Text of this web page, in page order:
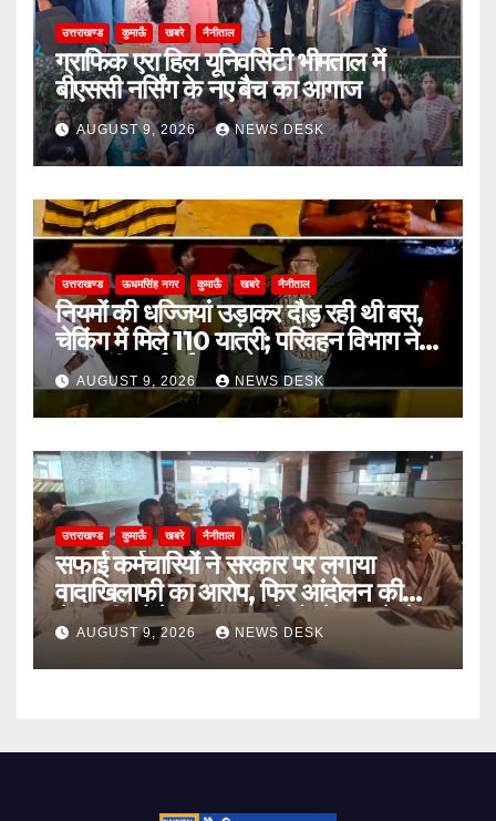
उत्तराखण्ड कुमाऊँ खबरे नैनीताल
ग्राफिक एरा हिल यूनिवर्सिटी भीमताल में
बीएससी नर्सिंग के नए बैच का आगाज
AUGUST 9, 2026 NEWS DESK
उत्तराखण्ड ऊधमसिंह नगर कुमाऊँ खबरे नैनीताल
नियमों की धज्जियां उड़ाकर दौड़ रही थी बस,
चेकिंग में मिले 110 यात्री; परिवहन विभाग ने
की कड़ी कार्रवाई
AUGUST 9, 2026 NEWS DESK
उत्तराखण्ड कुमाऊँ खबरे नैनीताल
सफाई कर्मचारियों ने सरकार पर लगाया
वादाखिलाफी का आरोप, फिर आंदोलन की
चेतावनी; बोले- जरूरत पड़ी तो जेल जाने से
भी नहीं हटेंगे पीछे
AUGUST 9, 2026 NEWS DESK